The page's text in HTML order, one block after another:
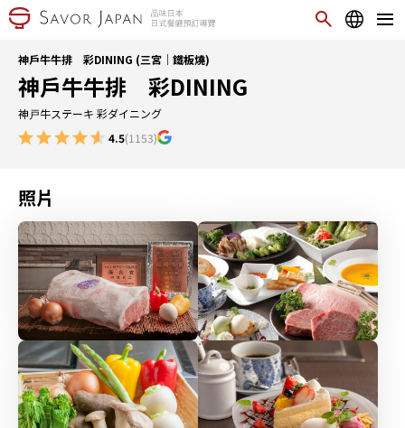
神戶牛牛排 彩DINING (三宮｜鐵板燒)
神戶牛牛排 彩DINING
神戸牛ステーキ 彩ダイニング
4.5(1153)
照片